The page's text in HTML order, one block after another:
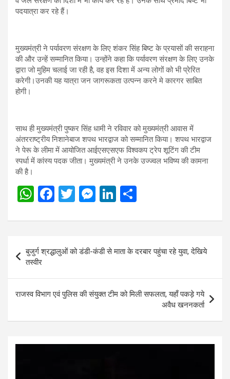
पदयात्रा कर रहे हैं।
मुख्यमंत्री ने पर्यावरण संरक्षण के लिए शंकर सिंह बिष्ट के प्रयासों की सराहना
की और उन्हें सम्मानित किया। उन्होंने कहा कि पर्यावरण संरक्षण के लिए उनके
द्वारा जो मुहिम चलाई जा रही है, वह इस दिशा में अन्य लोगों को भी प्रेरित
करेगी।उनकी यह यात्रा जन जागरूकता उत्पन्न करने मे कारगर साबित
होगी।
साथ ही मुख्यमंत्री पुष्कर सिंह धामी ने रविवार को मुख्यमंत्री आवास में
अंतरराष्ट्रीय निशानेबाज शपथ भारद्वाज को सम्मानित किया। शपथ भारद्वाज
ने पेरू के लीमा में आयोजित आईएसएसएफ विश्वकप ट्रेप शूटिंग की टीम
स्पर्धा में कांस्य पदक जीता। मुख्यमंत्री ने उनके उज्ज्वल भविष्य की कामना
की है।
W
at
s
A
p
p
F
ce
o
o
k
T
tt
er
M
se
n
g
er
Li
ke
dI
n
ar
navigation
बुजुर्ग श्रद्धालुओं को डंडी-कंडी से माता के दरबार पहुंचा रहे युवा, देखिये
तस्वीर
राजस्व विभाग एवं पुलिस की संयुक्त टीम को मिली सफलता, यहाँ पकड़े गये
अवैध खननकर्ता